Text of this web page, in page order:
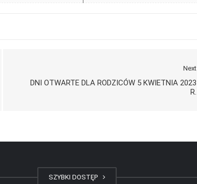
Next
DNI OTWARTE DLA RODZICÓW 5 KWIETNIA 2023
R.
SZYBKI DOSTĘP